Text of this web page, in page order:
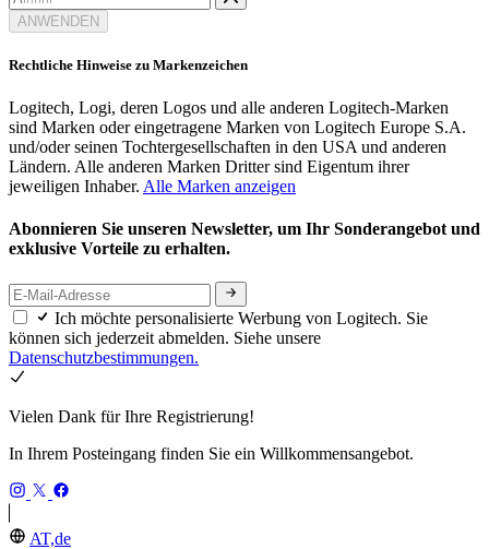
ANWENDEN
Rechtliche Hinweise zu Markenzeichen
Logitech, Logi, deren Logos und alle anderen Logitech-Marken
sind Marken oder eingetragene Marken von Logitech Europe S.A.
und/oder seinen Tochtergesellschaften in den USA und anderen
Ländern. Alle anderen Marken Dritter sind Eigentum ihrer
jeweiligen Inhaber. Alle Marken anzeigen
Abonnieren Sie unseren Newsletter, um Ihr Sonderangebot und
exklusive Vorteile zu erhalten.
Ich möchte personalisierte Werbung von Logitech. Sie
können sich jederzeit abmelden. Siehe unsere
Datenschutzbestimmungen.
Vielen Dank für Ihre Registrierung!
In Ihrem Posteingang finden Sie ein Willkommensangebot.
AT,de